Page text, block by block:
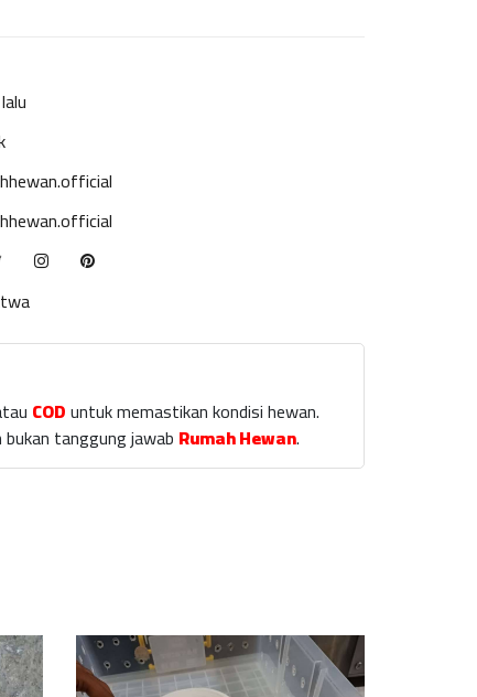
CODuntuk memastikan kondisi hewan.
tanggung jawab Rumah Hewan.